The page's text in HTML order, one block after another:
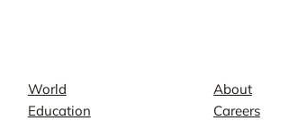
World
Education
About
Careers